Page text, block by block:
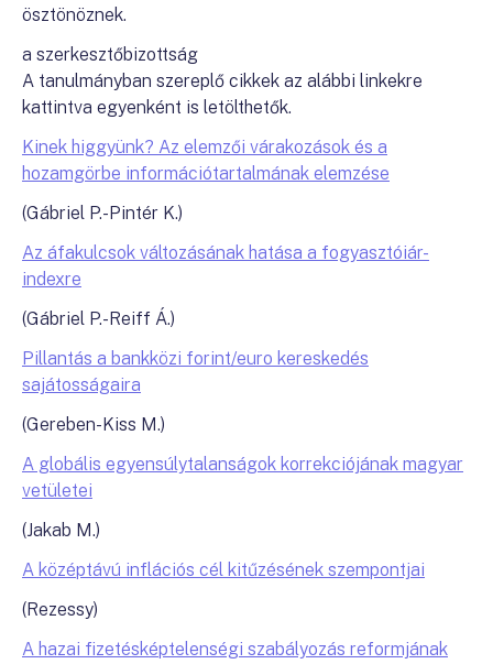
ösztönöznek.
a szerkesztőbizottság
A tanulmányban szereplő cikkek az alábbi linkekre
kattintva egyenként is letölthetők.
Kinek higgyünk? Az elemzői várakozások és a
hozamgörbe információtartalmának elemzése
(Gábriel P.-Pintér K.)
Az áfakulcsok változásának hatása a fogyasztóiár-
indexre
(Gábriel P.-Reiff Á.)
Pillantás a bankközi forint/euro kereskedés
sajátosságaira
(Gereben-Kiss M.)
A globális egyensúlytalanságok korrekciójának magyar
vetületei
(Jakab M.)
A középtávú inflációs cél kitűzésének szempontjai
(Rezessy)
A hazai fizetésképtelenségi szabályozás reformjának